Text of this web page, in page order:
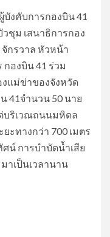
บังคับการกองบิน 41
ชุม เสนาธิการกอง
กรวาล หัวหน้า
องบิน 41 ร่วม
แม่ข่าของจังหวัด
41จำนวน 50 นาย
บริเวณถนนมหิดล
ะทางกว่า 700 เมตร
น์ การบำบัดน้ำเสีย
าเป็นเวลานาน